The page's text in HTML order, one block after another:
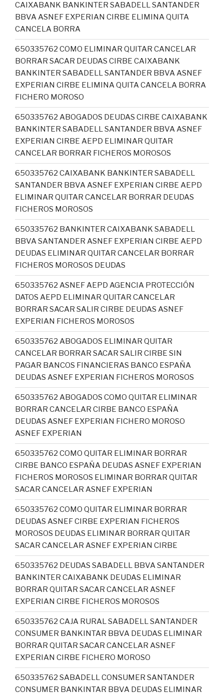
CAIXABANK BANKINTER SABADELL SANTANDER
BBVA ASNEF EXPERIAN CIRBE ELIMINA QUITA
CANCELA BORRA
650335762 COMO ELIMINAR QUITAR CANCELAR
BORRAR SACAR DEUDAS CIRBE CAIXABANK
BANKINTER SABADELL SANTANDER BBVA ASNEF
EXPERIAN CIRBE ELIMINA QUITA CANCELA BORRA
FICHERO MOROSO
650335762 ABOGADOS DEUDAS CIRBE CAIXABANK
BANKINTER SABADELL SANTANDER BBVA ASNEF
EXPERIAN CIRBE AEPD ELIMINAR QUITAR
CANCELAR BORRAR FICHEROS MOROSOS
650335762 CAIXABANK BANKINTER SABADELL
SANTANDER BBVA ASNEF EXPERIAN CIRBE AEPD
ELIMINAR QUITAR CANCELAR BORRAR DEUDAS
FICHEROS MOROSOS
650335762 BANKINTER CAIXABANK SABADELL
BBVA SANTANDER ASNEF EXPERIAN CIRBE AEPD
DEUDAS ELIMINAR QUITAR CANCELAR BORRAR
FICHEROS MOROSOS DEUDAS
650335762 ASNEF AEPD AGENCIA PROTECCIÓN
DATOS AEPD ELIMINAR QUITAR CANCELAR
BORRAR SACAR SALIR CIRBE DEUDAS ASNEF
EXPERIAN FICHEROS MOROSOS
650335762 ABOGADOS ELIMINAR QUITAR
CANCELAR BORRAR SACAR SALIR CIRBE SIN
PAGAR BANCOS FINANCIERAS BANCO ESPAÑA
DEUDAS ASNEF EXPERIAN FICHEROS MOROSOS
650335762 ABOGADOS COMO QUITAR ELIMINAR
BORRAR CANCELAR CIRBE BANCO ESPAÑA
DEUDAS ASNEF EXPERIAN FICHERO MOROSO
ASNEF EXPERIAN
650335762 COMO QUITAR ELIMINAR BORRAR
CIRBE BANCO ESPAÑA DEUDAS ASNEF EXPERIAN
FICHEROS MOROSOS ELIMINAR BORRAR QUITAR
SACAR CANCELAR ASNEF EXPERIAN
650335762 COMO QUITAR ELIMINAR BORRAR
DEUDAS ASNEF CIRBE EXPERIAN FICHEROS
MOROSOS DEUDAS ELIMINAR BORRAR QUITAR
SACAR CANCELAR ASNEF EXPERIAN CIRBE
650335762 DEUDAS SABADELL BBVA SANTANDER
BANKINTER CAIXABANK DEUDAS ELIMINAR
BORRAR QUITAR SACAR CANCELAR ASNEF
EXPERIAN CIRBE FICHEROS MOROSOS
650335762 CAJA RURAL SABADELL SANTANDER
CONSUMER BANKINTAR BBVA DEUDAS ELIMINAR
BORRAR QUITAR SACAR CANCELAR ASNEF
EXPERIAN CIRBE FICHERO MOROSO
650335762 SABADELL CONSUMER SANTANDER
CONSUMER BANKINTAR BBVA DEUDAS ELIMINAR